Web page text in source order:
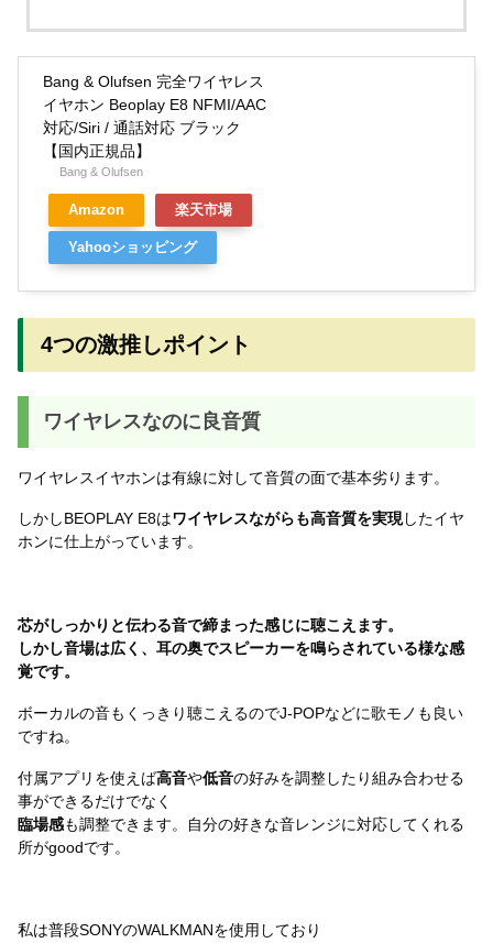
Bang & Olufsen 完全ワイヤレス
イヤホン Beoplay E8 NFMI/AAC
対応/Siri / 通話対応 ブラック
【国内正規品】
Bang & Olufsen
Amazon 楽天市場
Yahooショッピング
4つの激推しポイント
ワイヤレスなのに良音質
ワイヤレスイヤホンは有線に対して音質の面で基本劣ります。
しかしBEOPLAY E8はワイヤレスながらも高音質を実現したイヤ
ホンに仕上がっています。
芯がしっかりと伝わる音で締まった感じに聴こえます。
しかし音場は広く、耳の奥でスピーカーを鳴らされている様な感
覚です。
ボーカルの音もくっきり聴こえるのでJ-POPなどに歌モノも良い
ですね。
付属アプリを使えば高音や低音の好みを調整したり組み合わせる
事ができるだけでなく
臨場感も調整できます。自分の好きな音レンジに対応してくれる
所がgoodです。
私は普段SONYのWALKMANを使用しており